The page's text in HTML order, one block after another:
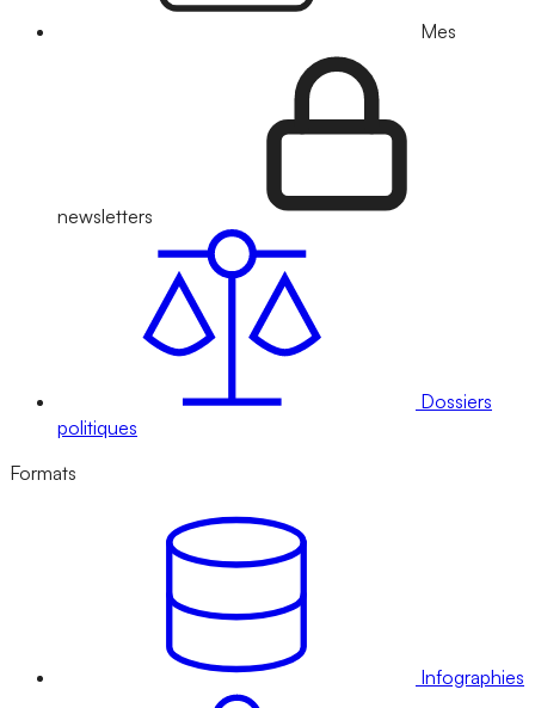
Mes
newsletters
Dossiers
politiques
Formats
Infographies